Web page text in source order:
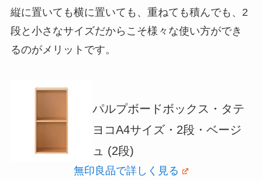
縦に置いても横に置いても、重ねても積んでも、2
段と小さなサイズだからこそ様々な使い方ができ
るのがメリットです。
パルプボードボックス・タテ
ヨコA4サイズ・2段・ベージ
ュ (2段)
無印良品で詳しく見る